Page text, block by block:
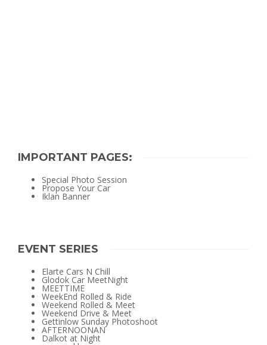
IMPORTANT PAGES:
Special Photo Session
Propose Your Car
Iklan Banner
EVENT SERIES
Elarte Cars N Chill
Glodok Car MeetNight
MEETTIME
WeekEnd Rolled & Ride
Weekend Rolled & Meet
Weekend Drive & Meet
Gettinlow Sunday Photoshoot
AFTERNOONAN
Dalkot at Night